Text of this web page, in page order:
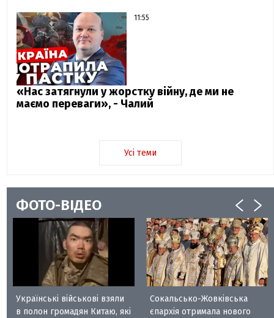
11:55
«Нас затягнули у жорстку війну, де ми не
маємо переваги», - Чалий
Усі теми
ФОТО-ВІДЕО
Українські військові взяли
в полон громадян Китаю, які
Сокальсько-Жовківська
єпархія отримала нового